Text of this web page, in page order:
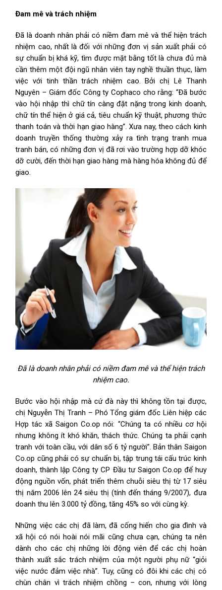
Đam mê và trách nhiệm
Đã là doanh nhân phải có niềm đam mê và thể hiện trách
nhiệm cao, nhất là đối với những đơn vị sản xuất phải có
sự chuẩn bị khá kỹ, tìm được mặt bằng tốt là chưa đủ mà
cần thêm một đội ngũ nhân viên tay nghề thuần thục, làm
việc với tinh thần trách nhiệm cao. Bởi chị Lê Thanh
Nguyên – Giám đốc Công ty Cophaco cho rằng: “Đã bước
vào hội nhập thì chữ tín càng đặt nặng trong kinh doanh,
chữ tín thể hiện ở giá cả, tiêu chuẩn kỹ thuật, phương thức
thanh toán và thời hạn giao hàng”. Xưa nay, theo cách kinh
doanh truyền thống thường xảy ra tình trạng tranh mua
tranh bán, có những đơn vị đã rơi vào trường hợp dỡ khóc
dỡ cười, đến thời hạn giao hàng mà hàng hóa không đủ để
giao.
Đã là doanh nhân phải có niềm đam mê và thể hiện trách
nhiệm cao.
Bước vào hội nhập mà cứ đà này thì không tồn tại được,
chị Nguyễn Thị Tranh – Phó Tổng giám đốc Liên hiệp các
Hợp tác xã Saigon Co.op nói: “Chúng ta có nhiều cơ hội
nhưng không ít khó khăn, thách thức. Chúng ta phải cạnh
tranh với toàn cầu, với dân số 6 tỷ người”. Bản thân Saigon
Co.op cũng phải có sự chuẩn bị, tập trung tái cấu trúc kinh
doanh, thành lập Công ty CP Đầu tư Saigon Co.op để huy
động nguồn vốn, phát triển thêm chuỗi siêu thị từ 17 siêu
thị năm 2006 lên 24 siêu thị (tính đến tháng 9/2007), đưa
doanh thu lên 3.000 tỷ đồng, tăng 45% so với cùng kỳ.
Những việc các chị đã làm, đã cống hiến cho gia đình và
xã hội có nói hoài nói mãi cũng chưa cạn, chúng ta nên
dành cho các chị những lời động viên để các chị hoàn
thành xuất sắc trách nhiệm của một người phụ nữ “giỏi
việc nước đảm việc nhà”. Tuy, cũng có đôi khi các chị có
chùn chân vì trách nhiệm chồng – con, nhưng với lòng